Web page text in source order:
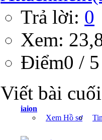
Trả lời: 0
Xem:
Ðiểm0 / 5
Viết bài
iaion
Xem Hồ sơ